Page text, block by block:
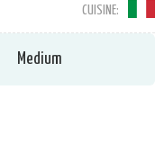
CUISINE:
Medium